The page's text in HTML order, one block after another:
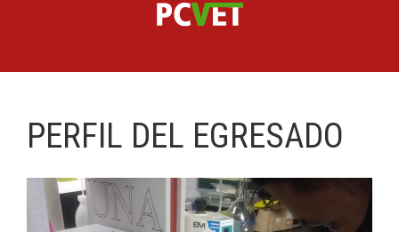
PERFIL DEL EGRESADO